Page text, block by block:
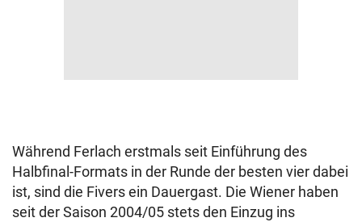
Während Ferlach erstmals seit Einführung des
Halbfinal-Formats in der Runde der besten vier dabei
ist, sind die Fivers ein Dauergast. Die Wiener haben
seit der Saison 2004/05 stets den Einzug ins